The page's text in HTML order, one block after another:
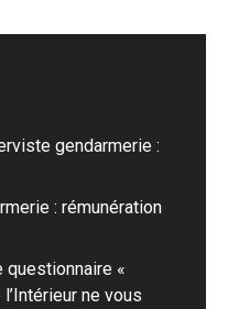
gendarmerie :
: rémunération
questionnaire «
ne vous